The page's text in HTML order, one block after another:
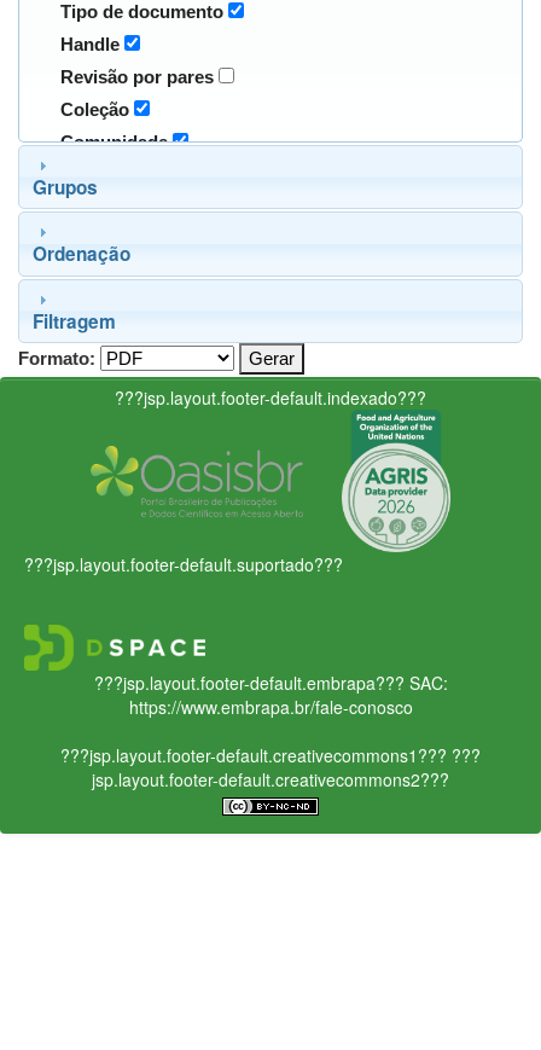
Tipo de documento
Handle
Revisão por pares
Coleção
Comunidade
Grupos
Ordenação
Filtragem
Formato:
???jsp.layout.footer-default.indexado???
???jsp.layout.footer-default.suportado???
???jsp.layout.footer-default.embrapa??? SAC:
https://www.embrapa.br/fale-conosco
???jsp.layout.footer-default.creativecommons1??? ???
jsp.layout.footer-default.creativecommons2???